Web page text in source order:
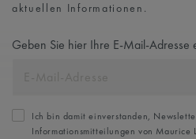
aktuellen Informationen.
Geben Sie hier Ihre E-Mail-Adresse
Ich bin damit einverstanden,
Informationsmitteilungen von